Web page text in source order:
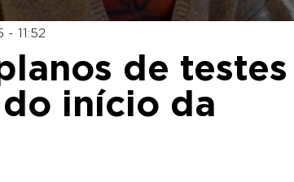
11:52
de
início da